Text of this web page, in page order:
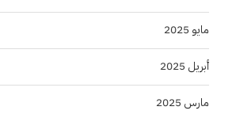
مايو 2025
أبريل 2025
مارس 2025